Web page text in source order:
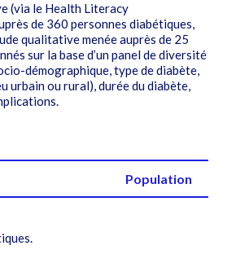
(via le Health Literacy
de 360 personnes diabétiques,
qualitative menée auprès de 25
sur la base d’un panel de diversité
démographique, type de diabète,
urbain ou rural), durée du diabète,
Population